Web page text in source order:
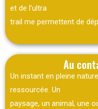
et de l’ultra
trail me permettent de
Au
Un instant en pleine
ressourcée. Un
paysage, un animal, une